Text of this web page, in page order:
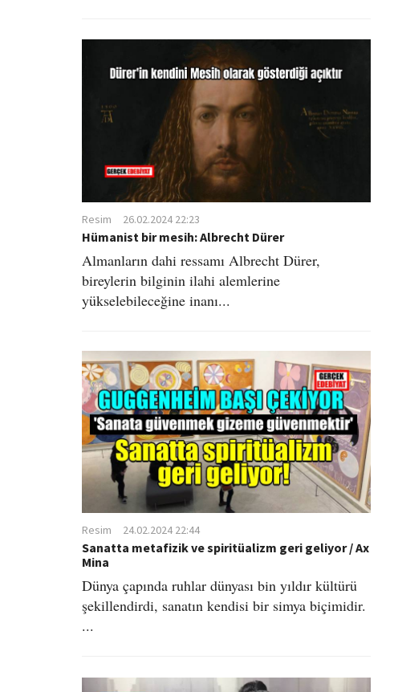
Resim 26.02.2024 22:23
Hümanist bir mesih: Albrecht Dürer
Almanların dahi ressamı Albrecht Dürer,
bireylerin bilginin ilahi alemlerine
yükselebileceğine inanı...
Resim 24.02.2024 22:44
Sanatta metafizik ve spiritüalizm geri geliyor / Ax
Mina
Dünya çapında ruhlar dünyası bin yıldır kültürü
şekillendirdi, sanatın kendisi bir simya biçimidir.
...